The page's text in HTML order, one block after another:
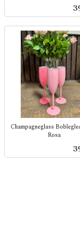
Champagneglass
Rosa